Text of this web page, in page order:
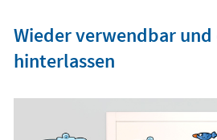
Wieder verwendbar und
hinterlassen